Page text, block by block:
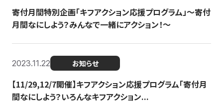
寄付月間特別企画「キフアクション応援プログラム」〜寄付
月間なにしよう？みんなで一緒にアクション！〜
2023.11.22 お知らせ
【11/29,12/7開催】キフアクション応援プログラム「寄付月
間なにしよう？いろんなキフアクション...